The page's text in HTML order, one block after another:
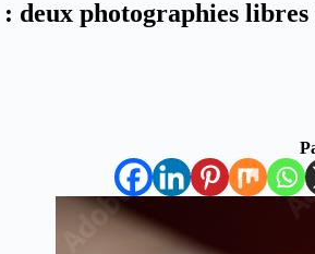
deux photographies